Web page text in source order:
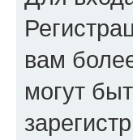
вам
могут